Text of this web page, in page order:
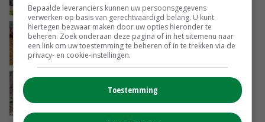
GISTEREN, 17:04
Frans onderzoekcentrum bestrijkt hele
varkensvleesketen
GISTEREN, 15:29
maximaal 20 euro
GISTEREN, 14:59
Bepaalde leveranciers kunnen uw persoonsgegevens
verwerken op basis van gerechtvaardigd belang. U kunt
hiertegen bezwaar maken door uw opties hieronder te
beheren. Zoek onderaan deze pagina of in het sitemenu naar
een link om uw toestemming te beheren of in te trekken via de
privacy- en cookie-instellingen.
Toestemming